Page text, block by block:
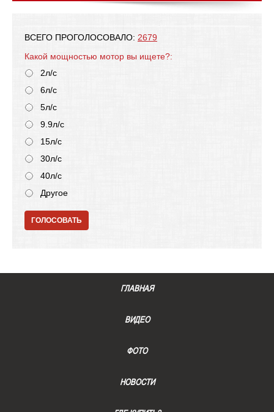
ВСЕГО ПРОГОЛОСОВАЛО: 2679
Какой мощностью мотор вы ищете?:
2л/с
6л/с
5л/с
9.9л/с
15л/с
30л/с
40л/с
Другое
ГОЛОСОВАТЬ
ГЛАВНАЯ
ВИДЕО
ФОТО
НОВОСТИ